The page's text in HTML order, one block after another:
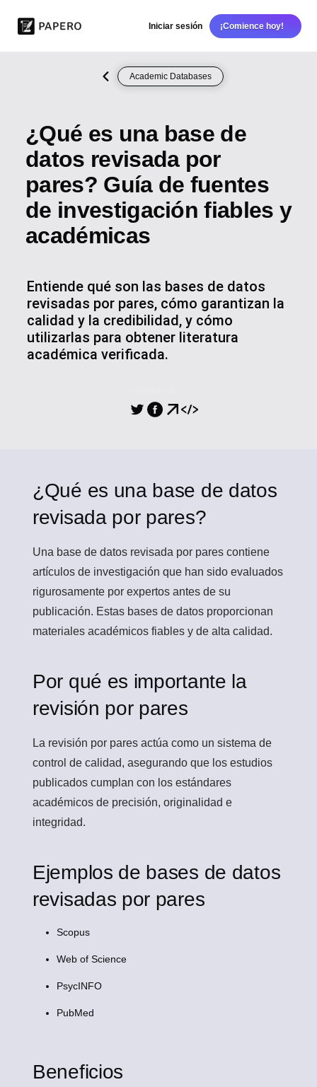
Iniciar sesión ¡Comience hoy!
Academic Databases
¿Qué es una base de
datos revisada por
pares? Guía de fuentes
de investigación fiables y
académicas
Entiende qué son las bases de datos
revisadas por pares, cómo garantizan la
calidad y la credibilidad, y cómo
utilizarlas para obtener literatura
académica verificada.
¿Qué es una base de datos
revisada por pares?
Una base de datos revisada por pares contiene
artículos de investigación que han sido evaluados
rigurosamente por expertos antes de su
publicación. Estas bases de datos proporcionan
materiales académicos fiables y de alta calidad.
Por qué es importante la
revisión por pares
La revisión por pares actúa como un sistema de
control de calidad, asegurando que los estudios
publicados cumplan con los estándares
académicos de precisión, originalidad e
integridad.
Ejemplos de bases de datos
revisadas por pares
Scopus
Web of Science
PsycINFO
PubMed
Beneficios